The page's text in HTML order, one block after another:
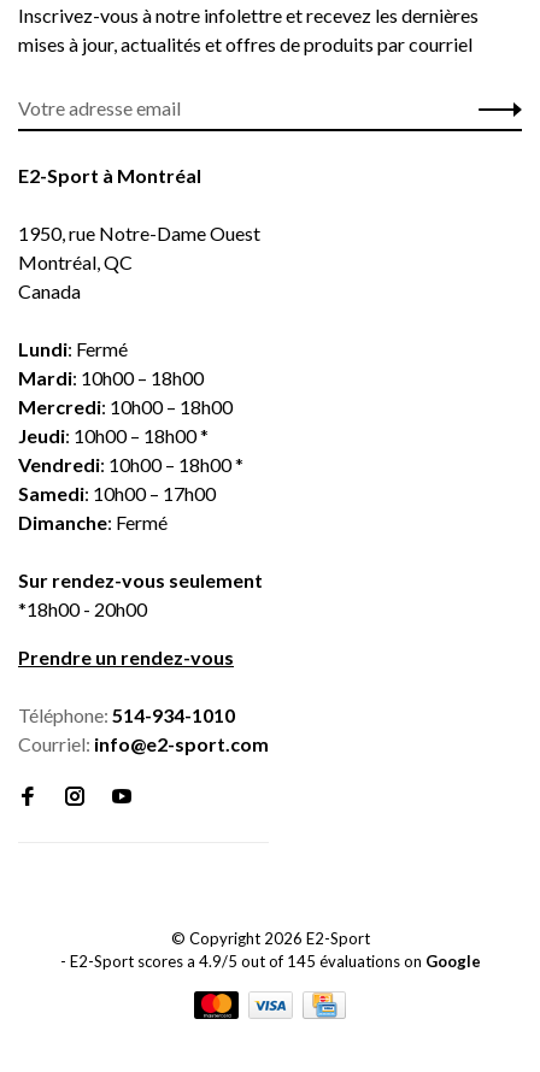
Inscrivez-vous à notre infolettre et recevez les dernières
mises à jour, actualités et offres de produits par courriel
E2-Sport à Montréal
1950, rue Notre-Dame Ouest
Montréal, QC
Canada
Lundi: Fermé
Mardi: 10h00 – 18h00
Mercredi: 10h00 – 18h00
Jeudi: 10h00 – 18h00 *
Vendredi: 10h00 – 18h00 *
Samedi: 10h00 – 17h00
Dimanche: Fermé
Sur rendez-vous seulement
*18h00 - 20h00
Prendre un rendez-vous
Téléphone: 514-934-1010
Courriel: info@e2-sport.com
© Copyright 2026 E2-Sport
- E2-Sport scores a 4.9/5 out of 145 évaluations on Google